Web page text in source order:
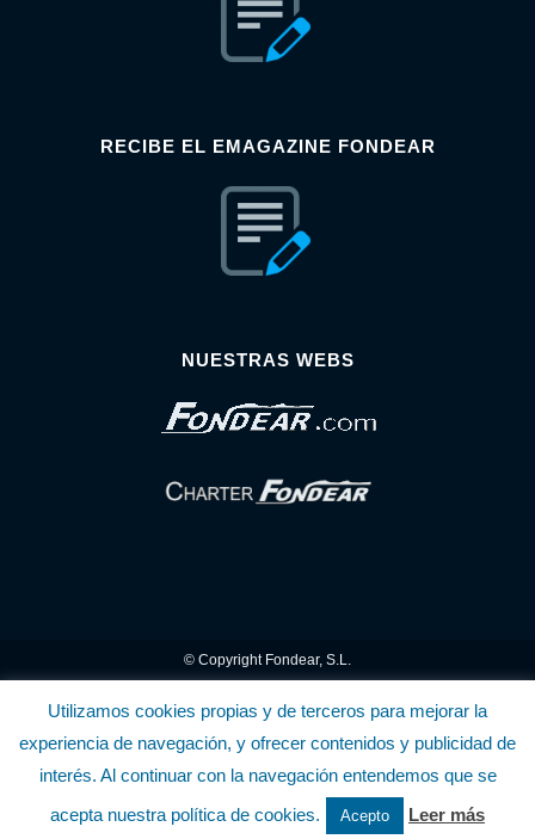
RECIBE EL EMAGAZINE FONDEAR
NUESTRAS WEBS
© Copyright Fondear, S.L.
Aunque se consideran exactas, declinamos toda responsabilidad sobre la
información y precios inscritos. Estas informaciones no son contractuales.
Política de privacidad y cookies .........................-......................... Política de utilización
Utilizamos cookies propias y de terceros para mejorar la
experiencia de navegación, y ofrecer contenidos y publicidad de
interés. Al continuar con la navegación entendemos que se
acepta nuestra política de cookies.
Acepto Leer más